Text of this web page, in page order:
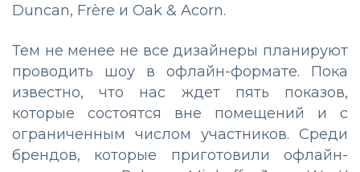
Duncan, Frère и Oak & Acorn.
Тем не менее не все дизайнеры планируют
проводить шоу в офлайн-формате. Пока
известно, что нас ждет пять показов,
которые состоятся вне помещений и с
ограниченным числом участников. Среди
брендов, которые приготовили офлайн-